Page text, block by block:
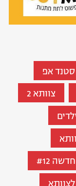
סטנד אפ
צוותא 2
#12